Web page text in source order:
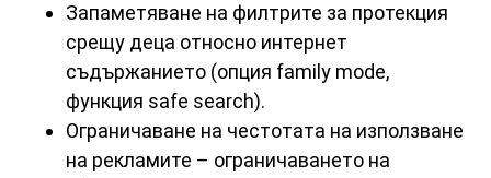
Запаметяване на филтрите за протекция
срещу деца относно интернет
съдържанието (опция family mode,
функция safe search).
Ограничаване на честотата на използване
на рекламите – ограничаването на